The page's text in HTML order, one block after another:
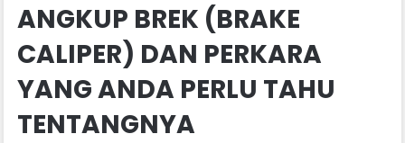
ANGKUP BREK (BRAKE
CALIPER) DAN PERKARA
YANG ANDA PERLU TAHU
TENTANGNYA